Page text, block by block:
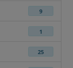
9
1
25